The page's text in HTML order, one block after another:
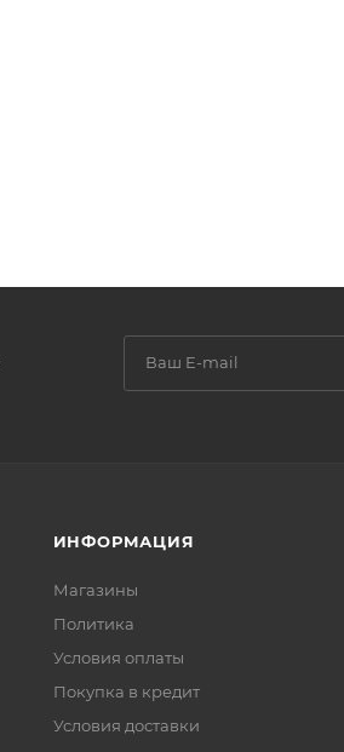
ИНФОРМАЦИЯ
Магазины
Политика
Условия оплаты
Покупка в кредит
Условия доставки